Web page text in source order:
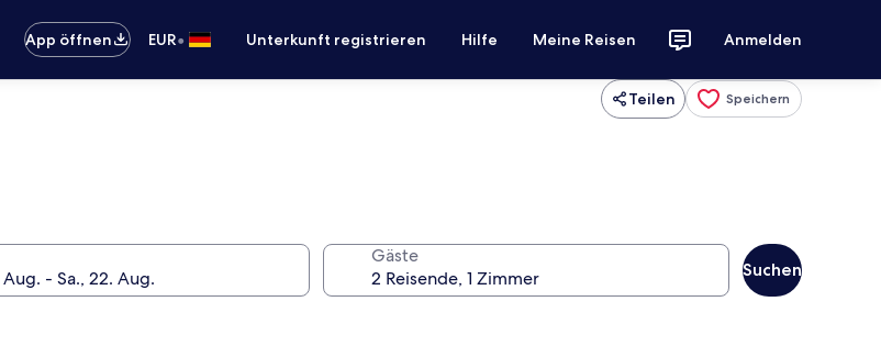
App öffnen
EUR• Unterkunft registrieren Hilfe Meine Reisen Anmelden
Teilen Speichern
Gäste
Suchen